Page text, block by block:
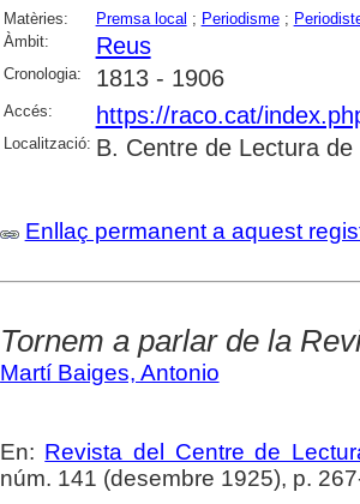
Matèries: Premsa local ; Periodisme;
Àmbit:
Reus
Cronologia: 1813 - 1906
Accés: https://raco.cat/
Localització: B. Centre de Lectura de
Enllaç permanent a aquest
Tornem a parlar de la
Martí Baiges, Antonio
En: Revista del Centre de
núm. 141 (desembre 1925), p.